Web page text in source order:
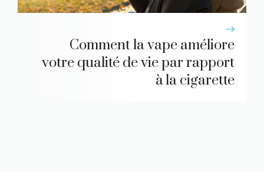
Comment la vape améliore
votre qualité de vie par rapport
à la cigarette